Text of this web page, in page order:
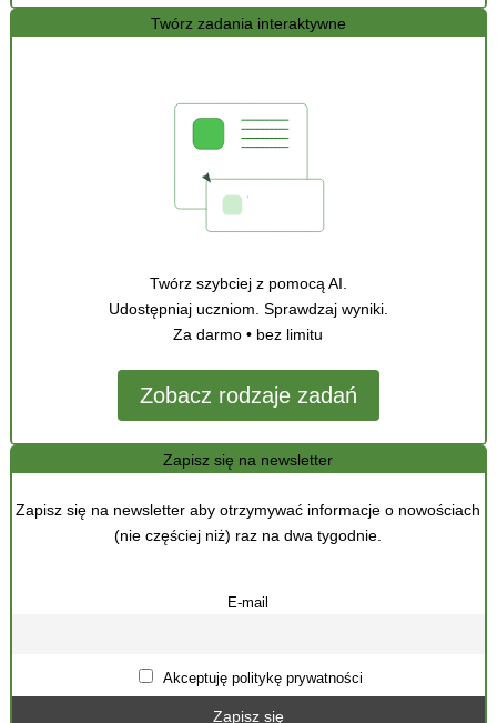
Twórz zadania interaktywne
Twórz szybciej z pomocą AI.
Udostępniaj uczniom. Sprawdzaj wyniki.
Za darmo • bez limitu
Zobacz rodzaje zadań
Zapisz się na newsletter
Zapisz się na newsletter aby otrzymywać informacje o nowościach
(nie częściej niż) raz na dwa tygodnie.
E-mail
Akceptuję politykę prywatności